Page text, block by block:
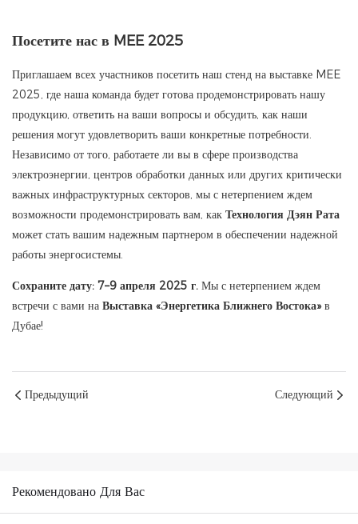
Посетите нас в MEE 2025
Приглашаем всех участников посетить наш стенд на выставке MEE
2025, где наша команда будет готова продемонстрировать нашу
продукцию, ответить на ваши вопросы и обсудить, как наши
решения могут удовлетворить ваши конкретные потребности.
Независимо от того, работаете ли вы в сфере производства
электроэнергии, центров обработки данных или других критически
важных инфраструктурных секторов, мы с нетерпением ждем
возможности продемонстрировать вам, как Технология Дэян Рата
может стать вашим надежным партнером в обеспечении надежной
работы энергосистемы.
Сохраните дату: 7–9 апреля 2025 г. Мы с нетерпением ждем
встречи с вами на Выставка «Энергетика Ближнего Востока»в
Дубае!
Предыдущий Следующий
Рекомендовано Для Вас